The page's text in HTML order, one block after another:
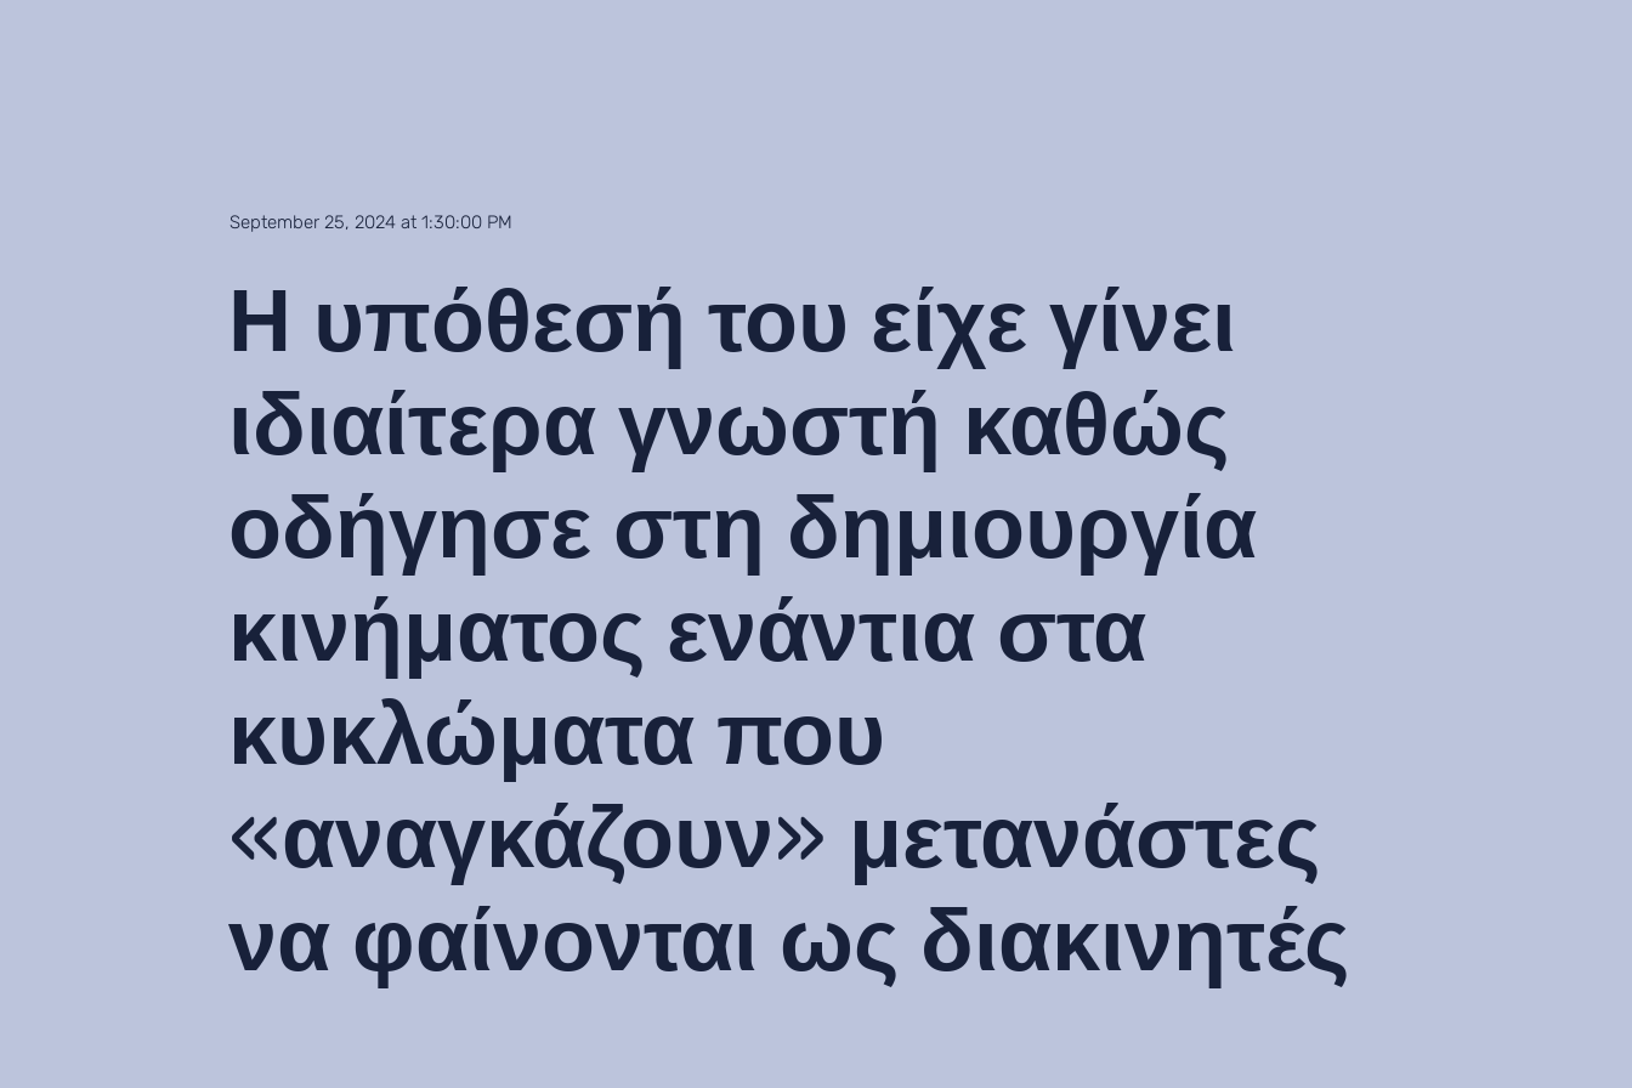
September 25, 2024 at 1:30:00 PM
Η υπόθεσή του είχε γίνει
ιδιαίτερα γνωστή καθώς
οδήγησε στη δημιουργία
κινήματος ενάντια στα
κυκλώματα που
«αναγκάζουν» μετανάστες
να φαίνονται ως διακινητές